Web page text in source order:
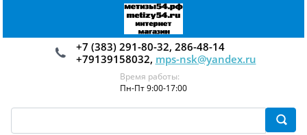
+7 (383) 291-80-32, 286-48-14
+79139158032, mps-nsk@yandex.ru
Время работы:
Пн-Пт 9:00-17:00